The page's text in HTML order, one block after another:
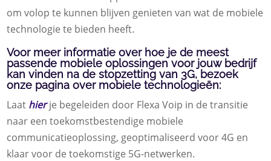
om volop te kunnen blijven genieten van wat de mobiele
technologie te bieden heeft.
Voor meer informatie over hoe je de meest
passende mobiele oplossingen voor jouw bedrijf
kan vinden na de stopzetting van 3G, bezoek
onze pagina over mobiele technologieën:
Laat hierje begeleiden door Flexa Voip in de transitie
naar een toekomstbestendige mobiele
communicatieoplossing, geoptimaliseerd voor 4G en
klaar voor de toekomstige 5G-netwerken.